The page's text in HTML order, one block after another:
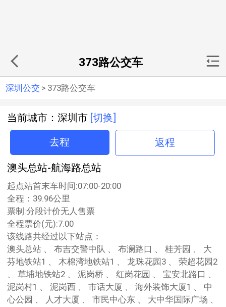
373路公交车
深圳公交 > 373路公交车
当前城市：深圳市 [切换]
去程 返程
澳头总站-航海路总站
起点站首末车时间:07:00-20:00
全程：39.96公里
票制:分段计价无人售票
全程票价(元):7.00
该线路共经过以下站点：
澳头总站 、 布吉交警中队 、 布澜路口 、 桂芳园 、 大
芬地铁站1 、 木棉湾地铁站1 、 龙珠花园3 、 荣超花园2
、 草埔地铁站2 、 泥岗桥 、 红岗花园 、 宝安北路口 、
泥岗村1 、 泥岗西 、 市话大厦 、 海外装饰大厦1 、 中
心公园 、 人才大厦 、 市民中心东 、 大中华国际广场 、